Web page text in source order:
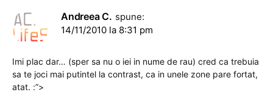
Andreea C. spune:
14/11/2010 la 8:31 pm
Imi plac dar… (sper sa nu o iei in nume de rau) cred ca trebuia
sa te joci mai putintel la contrast, ca in unele zone pare fortat,
atat. :”>